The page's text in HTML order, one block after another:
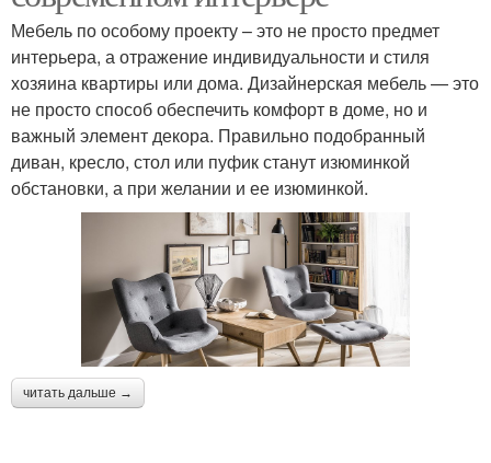
Мебель по особому проекту – это не просто предмет
интерьера, а отражение индивидуальности и стиля
хозяина квартиры или дома. Дизайнерская мебель — это
не просто способ обеспечить комфорт в доме, но и
важный элемент декора. Правильно подобранный
диван, кресло, стол или пуфик станут изюминкой
обстановки, а при желании и ее изюминкой.
читать дальше →